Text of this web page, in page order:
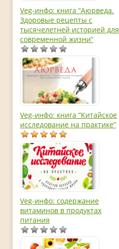
Veg-инфо: книга “Аюрведа.
Здоровые рецепты с
тысячелетней историей для
современной жизни”
Veg-инфо: книга “Китайское
исследование на практике”
Veg-инфо: содержание
витаминов в продуктах
питания